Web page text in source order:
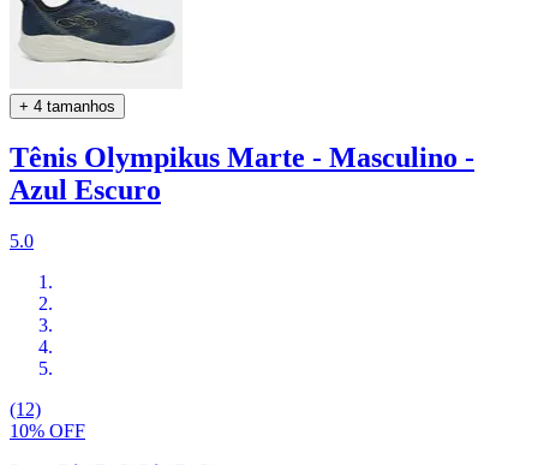
+ 4 tamanhos
Tênis Olympikus Marte - Masculino -
Azul Escuro
5.0
(12)
10% OFF